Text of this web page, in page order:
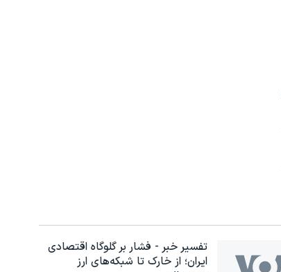
تفسیر خبر - فشار بر گلوگاه اقتصادی
ایران؛ از خارک تا شبکه‌های ارز